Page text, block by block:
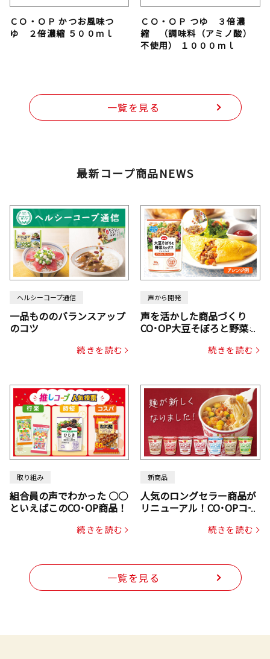
ＣＯ・ＯＰ かつお風味つ
ゆ ２倍濃縮 ５００ｍｌ
ＣＯ・ＯＰ つゆ ３倍濃
縮 （調味料（アミノ酸）
不使用） １０００ｍｌ
一覧を見る
最新コープ商品NEWS
ヘルシーコープ通信
一品もののバランスアップ
のコツ
続きを読む
声から開発
声を活かした商品づくり
CO･OP大豆そぼろと野菜ミ
じん・コーン入り）続きを読む
取り組み
組合員の声でわかった ○○
といえばこのCO･OP商品！
続きを読む
新商品
人気のロングセラー商品が
リニューアル！CO･OPコー
続きを読む
一覧を見る